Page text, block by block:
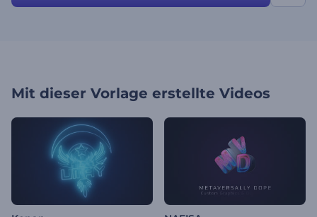
Mit dieser Vorlage erstellte Videos